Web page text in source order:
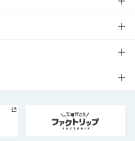
大阪
サステナビリティ経営